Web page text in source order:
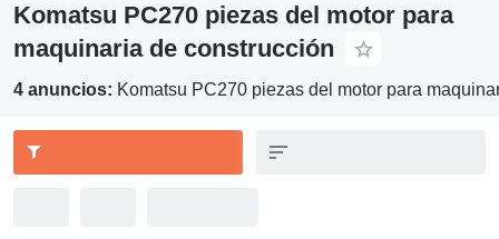
Komatsu PC270 piezas del motor para
maquinaria de construcción
4 anuncios: Komatsu PC270 piezas del motor para